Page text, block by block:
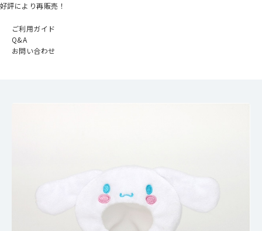
好評により再販売！
ご利用ガイド
Q&A
お問い合わせ